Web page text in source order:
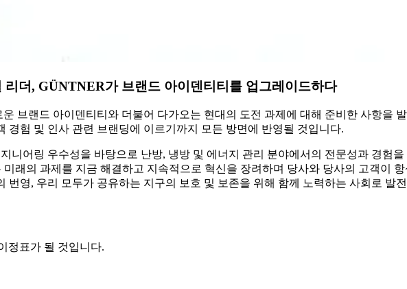
더, GÜNTNER가 브랜드 아이덴티티를 업그레이드하다
브랜드 아이덴티티와 더불어 다가오는 현대의 도전 과제에 대해 준비한 사항을
경험 및 인사 관련 브랜딩에 이르기까지 모든 방면에 반영될 것입니다.
니어링 우수성을 바탕으로 난방, 냉방 및 에너지 관리 분야에서의 전문성과 경험
미래의 과제를 지금 해결하고 지속적으로 혁신을 장려하며 당사와 당사의 고객이
번영, 우리 모두가 공유하는 지구의 보호 및 보존을 위해 함께 노력하는 사회로 발
정표가 될 것입니다.